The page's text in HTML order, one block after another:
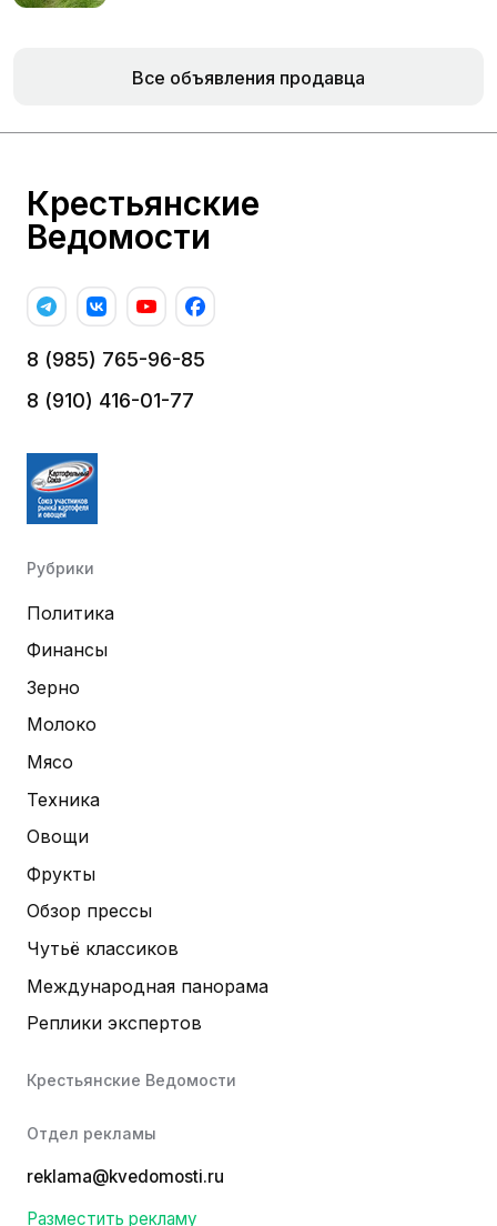
Все объявления продавца
Крестьянские
Ведомости
8 (985) 765-96-85
8 (910) 416-01-77
Рубрики
Политика
Финансы
Зерно
Молоко
Мясо
Техника
Овощи
Фрукты
Обзор прессы
Чутьё классиков
Международная панорама
Реплики экспертов
Крестьянские Ведомости
Отдел рекламы
reklama@kvedomosti.ru
Разместить рекламу